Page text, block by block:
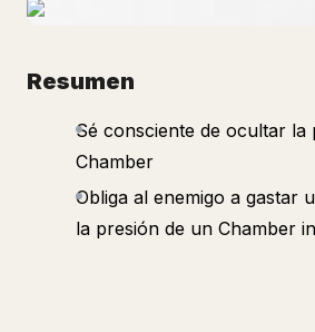
Resumen
Sé consciente de ocultar la
Chamber
Obliga al enemigo a gastar
la presión de un Chamber